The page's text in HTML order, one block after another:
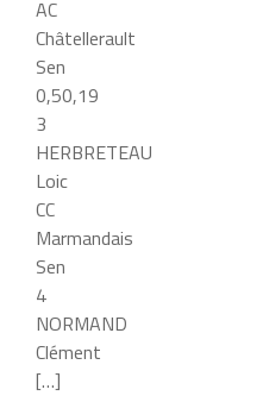
AC
Châtellerault
Sen
0,50,19
3
HERBRETEAU
Loic
CC
Marmandais
Sen
4
NORMAND
Clément
[…]